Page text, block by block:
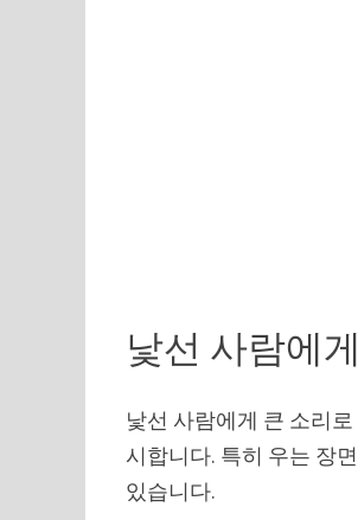
낯선 사람에
낯선 사람에게 큰 소리
시합니다. 특히 우는 장
있습니다.